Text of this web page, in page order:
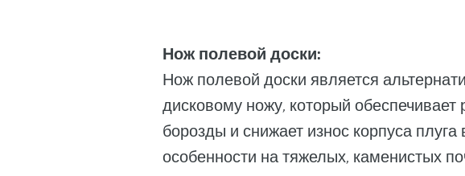
Нож полевой доски:
Нож полевой доски является
дисковому ножу, который обеспечивает
борозды и снижает износ корпуса плуга
особенности на тяжелых, каменистых